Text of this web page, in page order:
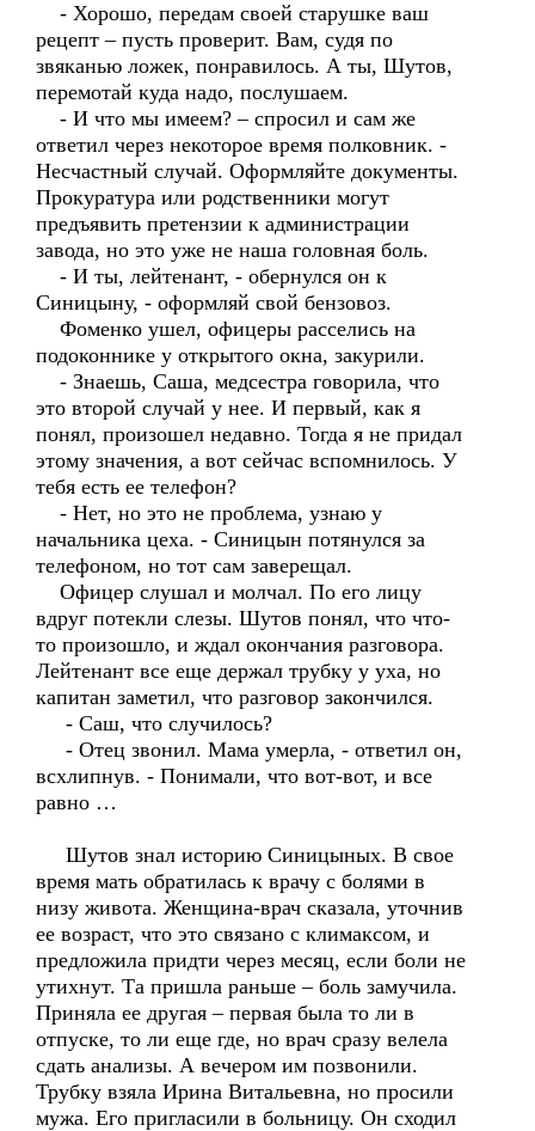
- Хорошо, передам своей старушке ваш
рецепт – пусть проверит. Вам, судя по
звяканью ложек, понравилось. А ты, Шутов,
перемотай куда надо, послушаем.
- И что мы имеем? – спросил и сам же
ответил через некоторое время полковник. -
Несчастный случай. Оформляйте документы.
Прокуратура или родственники могут
предъявить претензии к администрации
завода, но это уже не наша головная боль.
- И ты, лейтенант, - обернулся он к
Синицыну, - оформляй свой бензовоз.
Фоменко ушел, офицеры расселись на
подоконнике у открытого окна, закурили.
- Знаешь, Саша, медсестра говорила, что
это второй случай у нее. И первый, как я
понял, произошел недавно. Тогда я не придал
этому значения, а вот сейчас вспомнилось. У
тебя есть ее телефон?
- Нет, но это не проблема, узнаю у
начальника цеха. - Синицын потянулся за
телефоном, но тот сам заверещал.
Офицер слушал и молчал. По его лицу
вдруг потекли слезы. Шутов понял, что что-
то произошло, и ждал окончания разговора.
Лейтенант все еще держал трубку у уха, но
капитан заметил, что разговор закончился.
- Саш, что случилось?
- Отец звонил. Мама умерла, - ответил он,
всхлипнув. - Понимали, что вот-вот, и все
равно …
Шутов знал историю Синицыных. В свое
время мать обратилась к врачу с болями в
низу живота. Женщина-врач сказала, уточнив
ее возраст, что это связано с климаксом, и
предложила придти через месяц, если боли не
утихнут. Та пришла раньше – боль замучила.
Приняла ее другая – первая была то ли в
отпуске, то ли еще где, но врач сразу велела
сдать анализы. А вечером им позвонили.
Трубку взяла Ирина Витальевна, но просили
мужа. Его пригласили в больницу. Он сходил